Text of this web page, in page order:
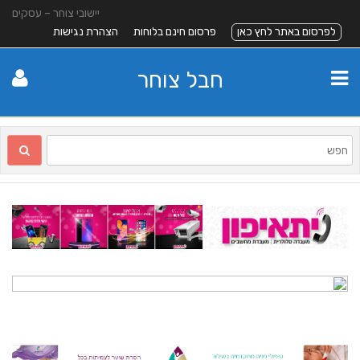
יישובי צוחר – עסקים
לפרסום באתר לחץ כאן
פרסום חינם בלוחות הצהרת נגישות
חבל צוחר